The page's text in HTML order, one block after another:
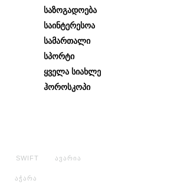
Საზოგადოება
Საინტერესოა
Სამართალი
Სპორტი
Ყველა Სიახლე
Ჰოროსკოპი
SWIFT ავარია
აჭარა